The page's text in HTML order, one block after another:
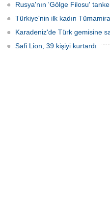
Rusya'nın 'Gölge Filosu'
Türkiye'nin ilk kadın
Karadeniz'de Türk gemisine
Safi Lion, 39 kişiyi kurtardı